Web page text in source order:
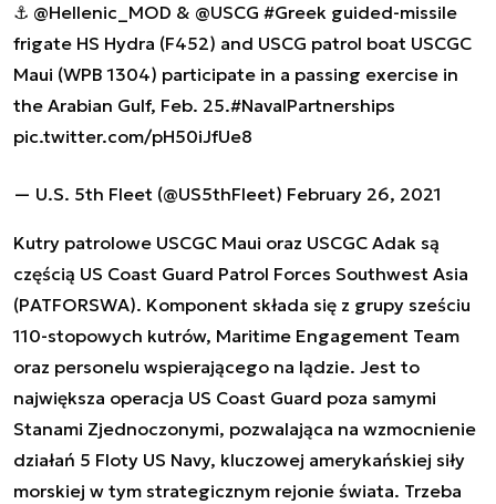
⚓️ @Hellenic_MOD & @USCG #Greek guided-missile
frigate HS Hydra (F452) and USCG patrol boat USCGC
Maui (WPB 1304) participate in a passing exercise in
the Arabian Gulf, Feb. 25.#NavalPartnerships
pic.twitter.com/pH50iJfUe8
— U.S. 5th Fleet (@US5thFleet) February 26, 2021
Kutry patrolowe USCGC Maui oraz USCGC Adak są
częścią US Coast Guard Patrol Forces Southwest Asia
(PATFORSWA). Komponent składa się z grupy sześciu
110-stopowych kutrów, Maritime Engagement Team
oraz personelu wspierającego na lądzie. Jest to
największa operacja US Coast Guard poza samymi
Stanami Zjednoczonymi, pozwalająca na wzmocnienie
działań 5 Floty US Navy, kluczowej amerykańskiej siły
morskiej w tym strategicznym rejonie świata. Trzeba